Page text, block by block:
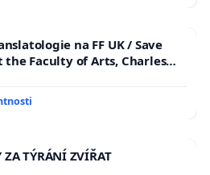
na FF UK / Save
Faculty of Arts, Charles
ZA TÝRÁNÍ ZVÍŘAT